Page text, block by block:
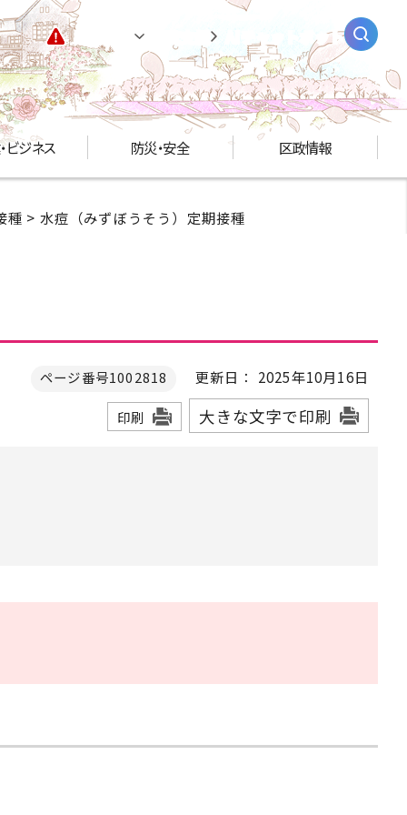
緊急情報 AIチャットボット
ビジネス 防災・安全 区政情報
種 > 水痘（みずぼうそう）定期接種
ページ番号1002818 更新日： 2025年10月16日
印刷 大きな文字で印刷